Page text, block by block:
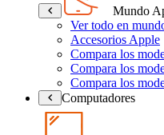
Mundo
Ver todo en
Accesorios Apple
Compara los
Compara los
Compara los
Computadores